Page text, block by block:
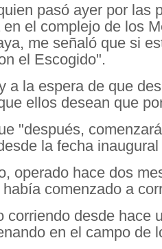
pasó ayer por las
en el complejo de los
me señaló que si
el Escogido".
a la espera de que
ellos desean que
"después,
la fecha
operado hace dos
comenzado a
corriendo desde hace
en el campo de